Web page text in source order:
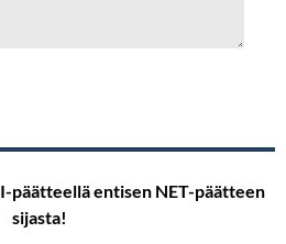
päätteellä entisen NET-päätteen
sijasta!